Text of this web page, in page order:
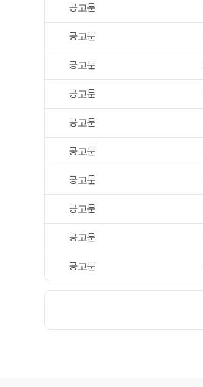
공고문
공고문
공고문
공고문
공고문
공고문
공고문
공고문
공고문
공고문